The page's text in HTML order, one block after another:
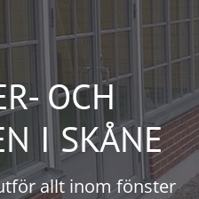
OCH
I SKÅNE
allt inom fönster